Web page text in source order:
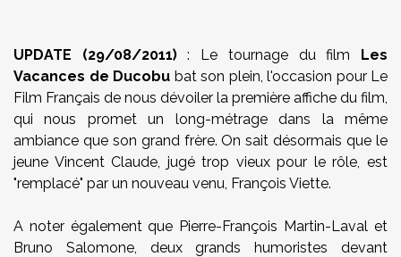
UPDATE (29/08/2011): Le tournage du film Les
Vacances de Ducobu bat son plein, l'occasion pour Le
Film Français de nous dévoiler la première affiche du film,
qui nous promet un long-métrage dans la même
ambiance que son grand frère. On sait désormais que le
jeune Vincent Claude, jugé trop vieux pour le rôle, est
"remplacé" par un nouveau venu, François Viette.
A noter également que Pierre-François Martin-Laval et
Bruno Salomone, deux grands humoristes devant